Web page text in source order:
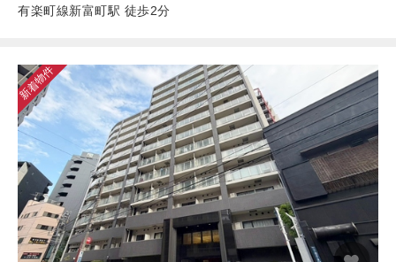
有楽町線新富町駅 徒歩2分
新着物件